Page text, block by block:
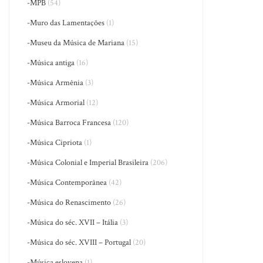
-MPB (54)
-Muro das Lamentações (1)
-Museu da Música de Mariana (15)
-Música antiga (16)
-Música Armênia (3)
-Música Armorial (12)
-Música Barroca Francesa (120)
-Música Cipriota (1)
-Música Colonial e Imperial Brasileira (206)
-Música Contemporânea (42)
-Música do Renascimento (26)
-Música do séc. XVII – Itália (3)
-Música do séc. XVIII – Portugal (20)